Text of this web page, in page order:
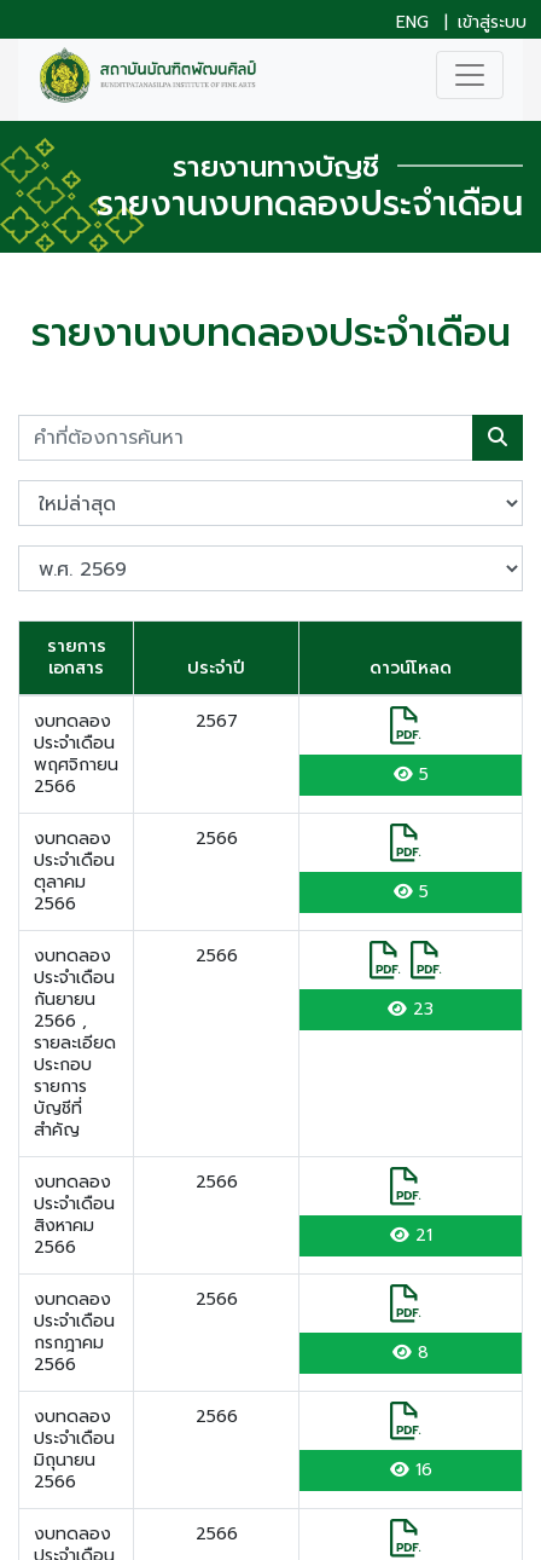
ENG | เข้าสู่ระบบ
รายงานทางบัญชี
รายงานงบทดลองประจำเดือน
รายงานงบทดลองประจำเดือน
รายการ
เอกสาร
ประจำปี ดาวน์โหลด
งบทดลอง
ประจำเดือน
พฤศจิกายน
2566
2567
5
งบทดลอง
ประจำเดือน
ตุลาคม
2566
2566
5
งบทดลอง
ประจำเดือน
กันยายน
2566 ,
รายละเอียด
ประกอบ
รายการ
บัญชีที่
สำคัญ
2566
23
งบทดลอง
ประจำเดือน
สิงหาคม
2566
2566
21
งบทดลอง
ประจำเดือน
กรกฎาคม
2566
2566
8
งบทดลอง
ประจำเดือน
มิถุนายน
2566
2566
16
งบทดลอง
2566